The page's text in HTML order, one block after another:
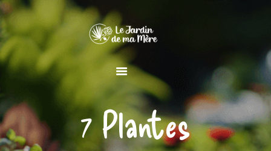
7 Plantes
MAISON
JARDIN
DÉCORATION